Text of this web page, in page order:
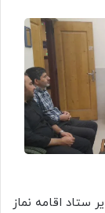
ستاد اقامه نماز